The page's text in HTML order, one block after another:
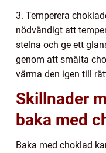
3. Temperera
nödvändigt att
stelna och ge ett
genom att smälta
värma den igen till
Skillnader
baka med
Baka med choklad